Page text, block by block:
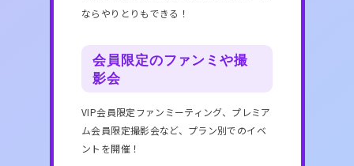
ならやりとりもできる！
会員限定のファンミや撮
影会
VIP会員限定ファンミーティング、プレミア
ム会員限定撮影会など、プラン別でのイベ
ントを開催！